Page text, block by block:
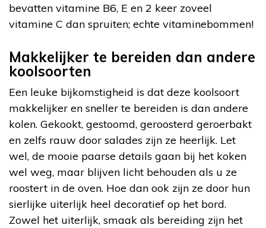
bevatten vitamine B6, E en 2 keer zoveel
vitamine C dan spruiten; echte vitaminebommen!
Makkelijker te bereiden dan andere
koolsoorten
Een leuke bijkomstigheid is dat deze koolsoort
makkelijker en sneller te bereiden is dan andere
kolen. Gekookt, gestoomd, geroosterd geroerbakt
en zelfs rauw door salades zijn ze heerlijk. Let
wel, de mooie paarse details gaan bij het koken
wel weg, maar blijven licht behouden als u ze
roostert in de oven. Hoe dan ook zijn ze door hun
sierlijke uiterlijk heel decoratief op het bord.
Zowel het uiterlijk, smaak als bereiding zijn het